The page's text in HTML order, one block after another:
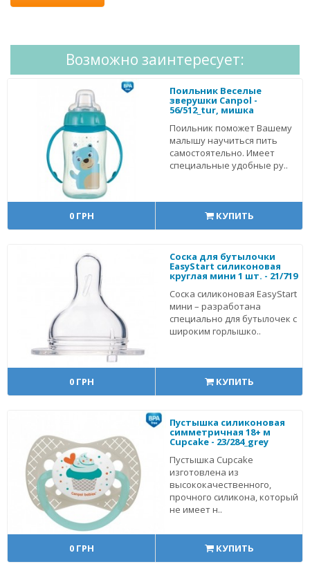
Возможно заинтересует:
Поильник Веселые
зверушки Canpol -
56/512_tur, мишка
Поильник поможет Вашему
малышу научиться пить
самостоятельно. Имеет
специальные удобные ру..
0 ГРН КУПИТЬ
Соска для бутылочки
EasyStart силиконовая
круглая мини 1 шт. - 21/719
Соска силиконовая EasyStart
мини – разработана
специально для бутылочек с
широким горлышко..
0 ГРН КУПИТЬ
Пустышка силиконовая
симметричная 18+ м
Cupcake - 23/284_grey
Пустышка Cupcake
изготовлена из
высококачественного,
прочного силикона, который
не имеет н..
0 ГРН КУПИТЬ